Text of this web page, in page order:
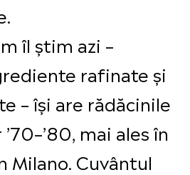
îl știm azi –
rafinate și
– își are rădăcinile
mai ales în
Milano. Cuvântul